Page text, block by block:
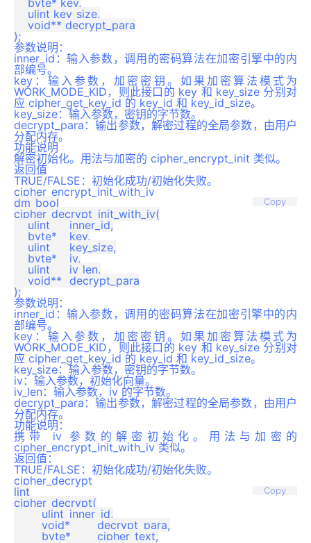
    byte* key,
    ulint key_size,
    void** decrypt_para
参数说明：
inner_id：输入参数，调用的密码算法在加密引擎中的内
部编号。
key：输入参数，加密密钥。如果加密算法模式为
WORK_MODE_KID，则此接口的 key 和 key_size 分别对
应 cipher_get_key_id 的 key_id 和 key_id_size。
key_size：输入参数，密钥的字节数。
decrypt_para：输出参数，解密过程的全局参数，由用户
分配内存。
功能说明
解密初始化。用法与加密的 cipher_encrypt_init 类似。
返回值
TRUE/FALSE：初始化成功/初始化失败。
cipher_encrypt_init_with_iv
Copy
dm_bool
cipher_decrypt_init_with_iv(
    ulint	inner_id,
    byte*	key,
    ulint	key_size,
    byte*	iv,
    ulint	iv_len,
    void**	decrypt_para
参数说明：
inner_id：输入参数，调用的密码算法在加密引擎中的内
部编号。
key：输入参数，加密密钥。如果加密算法模式为
WORK_MODE_KID，则此接口的 key 和 key_size 分别对
应 cipher_get_key_id 的 key_id 和 key_id_size。
key_size：输入参数，密钥的字节数。
iv：输入参数，初始化向量。
iv_len：输入参数，iv 的字节数。
decrypt_para：输出参数，解密过程的全局参数，由用户
分配内存。
功能说明：
携带 iv 参数的解密初始化。用法与加密的
cipher_encrypt_init_with_iv 类似。
返回值：
TRUE/FALSE：初始化成功/初始化失败。
cipher_decrypt
Copy
lint
cipher_decrypt(